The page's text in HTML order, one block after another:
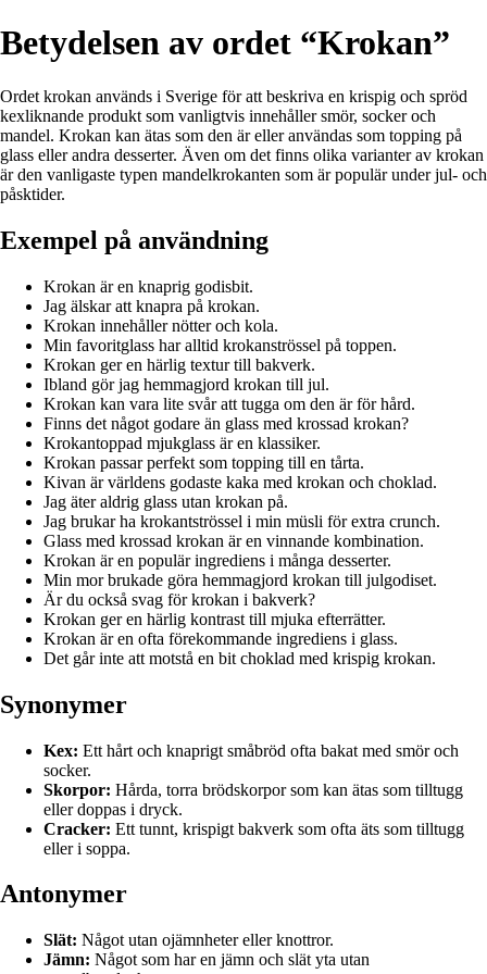
Betydelsen av ordet “Krokan”
Ordet krokan används i Sverige för att beskriva en krispig och spröd
kexliknande produkt som vanligtvis innehåller smör, socker och
mandel. Krokan kan ätas som den är eller användas som topping på
glass eller andra desserter. Även om det finns olika varianter av krokan
är den vanligaste typen mandelkrokanten som är populär under jul- och
påsktider.
Exempel på användning
Krokan är en knaprig godisbit.
Jag älskar att knapra på krokan.
Krokan innehåller nötter och kola.
Min favoritglass har alltid krokanströssel på toppen.
Krokan ger en härlig textur till bakverk.
Ibland gör jag hemmagjord krokan till jul.
Krokan kan vara lite svår att tugga om den är för hård.
Finns det något godare än glass med krossad krokan?
Krokantoppad mjukglass är en klassiker.
Krokan passar perfekt som topping till en tårta.
Kivan är världens godaste kaka med krokan och choklad.
Jag äter aldrig glass utan krokan på.
Jag brukar ha krokantströssel i min müsli för extra crunch.
Glass med krossad krokan är en vinnande kombination.
Krokan är en populär ingrediens i många desserter.
Min mor brukade göra hemmagjord krokan till julgodiset.
Är du också svag för krokan i bakverk?
Krokan ger en härlig kontrast till mjuka efterrätter.
Krokan är en ofta förekommande ingrediens i glass.
Det går inte att motstå en bit choklad med krispig krokan.
Synonymer
Kex: Ett hårt och knaprigt småbröd ofta bakat med smör och
socker.
Skorpor: Hårda, torra brödskorpor som kan ätas som tilltugg
eller doppas i dryck.
Cracker: Ett tunnt, krispigt bakverk som ofta äts som tilltugg
eller i soppa.
Antonymer
Slät: Något utan ojämnheter eller knottror.
Jämn: Något som har en jämn och slät yta utan